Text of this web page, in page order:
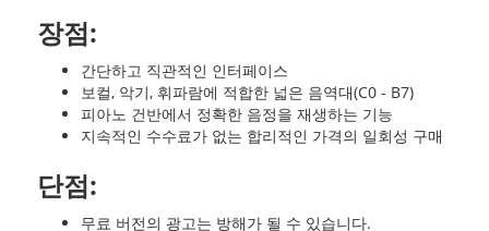
장점:
간단하고 직관적인 인터페이스
보컬, 악기, 휘파람에 적합한 넓은 음역대(C0 - B7)
피아노 건반에서 정확한 음정을 재생하는 기능
지속적인 수수료가 없는 합리적인 가격의 일회성 구매
단점:
무료 버전의 광고는 방해가 될 수 있습니다.